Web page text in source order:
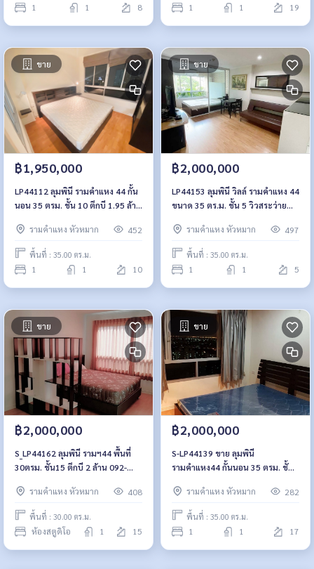
1 1 8 1 1 19
ขาย
฿1,950,000
LP44112 ลุมพินี รามคำแหง 44 กั้น
นอน 35 ตรม. ชั้น 10 ตึกบี 1.95 ล้าน
รามคำแหง หัวหมาก
452
พื้นที่ : 35.00 ตร.ม.
1 1 10
ขาย
฿2,000,000
LP44153 ลุมพินี วิลล์ รามคำแหง 44
ขนาด 35 ตร.ม. ชั้น 5 วิวสระว่ายน้ำ
รามคำแหง หัวหมาก
497
พื้นที่ : 35.00 ตร.ม.
1 1 5
ขาย
฿2,000,000
S_LP44162 ลุมพินี รามฯ44 พื้นที่
30ตรม. ชั้น15 ตึกบี 2 ล้าน 092-
รามคำแหง หัวหมาก
408
พื้นที่ : 30.00 ตร.ม.
ห้องสตูดิโอ 1 15
ขาย
฿2,000,000
S-LP44139 ขาย ลุมพินี
รามคำแหง44 กั้นนอน 35 ตรม. ชั้น
รามคำแหง หัวหมาก
282
พื้นที่ : 35.00 ตร.ม.
1 1 17